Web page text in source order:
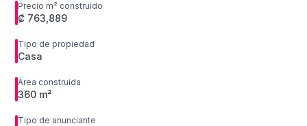
Precio m² construido
₡ 763,889
Tipo de propiedad
Casa
Área construida
360 m²
Tipo de anunciante